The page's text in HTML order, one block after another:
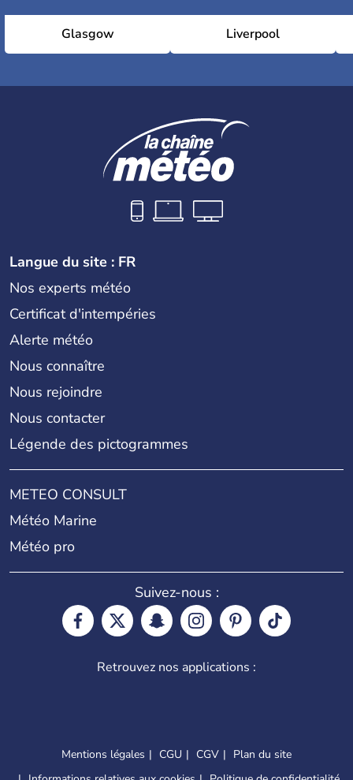
Glasgow Liverpool
Langue du site : FR
Nos experts météo
Certificat d'intempéries
Alerte météo
Nous connaître
Nous rejoindre
Nous contacter
Légende des pictogrammes
METEO CONSULT
Météo Marine
Météo pro
Suivez-nous :
Retrouvez nos applications :
Mentions légales CGU CGV
Plan du site